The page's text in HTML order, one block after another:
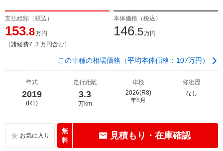
支払総額（税込）
153.8万円
（諸経費7 .3 万円含む）
本体価格（税込）
146.5万円
この車種の相場価格（平均本体価格：107万円）
年式
2019
(R1)
走行距離
3.3
万km
車検
2026(R8)
年8月
修復歴
なし
無
料
見積もり・在庫確認